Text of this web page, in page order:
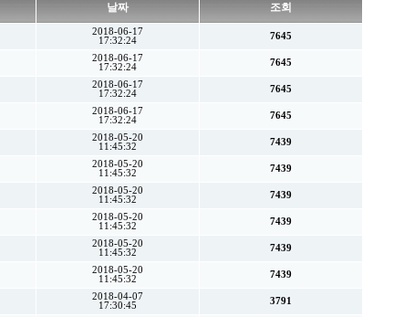
날짜 조회
2018-06-17
17:32:24
7645
2018-06-17
17:32:24
7645
2018-06-17
17:32:24
7645
2018-06-17
17:32:24
7645
2018-05-20
11:45:32
7439
2018-05-20
11:45:32
7439
2018-05-20
11:45:32
7439
2018-05-20
11:45:32
7439
2018-05-20
11:45:32
7439
2018-05-20
11:45:32
7439
2018-04-07
17:30:45
3791